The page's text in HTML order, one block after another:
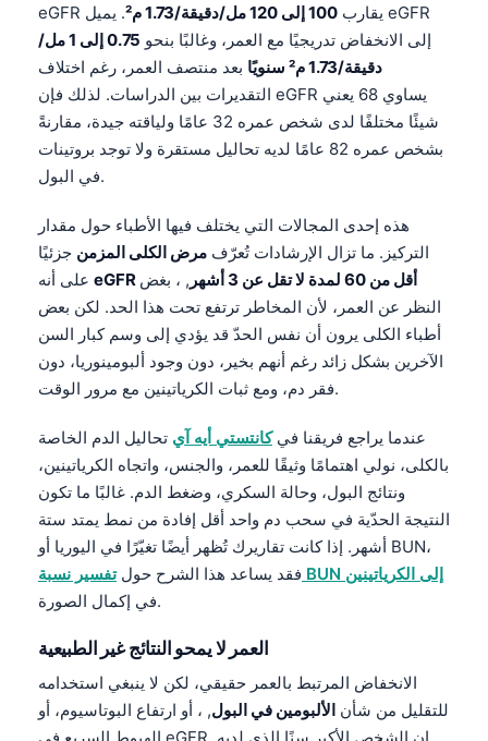
eGFR يقارب 100 إلى 120 مل/دقيقة/1.73 م²
. يميل eGFR
إلى الانخفاض تدريجيًا مع العمر، وغالبًا بنحو
0.75 إلى 1 مل/
دقيقة/1.73 م² سنويًا
بعد منتصف العمر، رغم اختلاف
التقديرات بين الدراسات. لذلك فإن eGFR يساوي 68 يعني
شيئًا مختلفًا لدى شخص عمره 32 عامًا ولياقته جيدة، مقارنةً
بشخص عمره 82 عامًا لديه تحاليل مستقرة ولا توجد بروتينات
في البول.
هذه إحدى المجالات التي يختلف فيها الأطباء حول مقدار
التركيز. ما تزال الإرشادات تُعرّف مرض الكلى المزمن جزئيًا
eGFR أقل من 60 لمدة لا تقل عن 3 أشهر
, ، بغض
النظر عن العمر، لأن المخاطر ترتفع تحت هذا الحد. لكن بعض
أطباء الكلى يرون أن نفس الحدّ قد يؤدي إلى وسم كبار السن
الآخرين بشكل زائد رغم أنهم بخير، دون وجود ألبومينوريا، دون
فقر دم، ومع ثبات الكرياتينين مع مرور الوقت.
عندما يراجع فريقنا فيكانتستي أيه آي تحاليل الدم الخاصة
بالكلى، نولي اهتمامًا وثيقًا للعمر، والجنس، واتجاه الكرياتينين،
ونتائج البول، وحالة السكري، وضغط الدم. غالبًا ما تكون
النتيجة الحدّية في سحب دم واحد أقل إفادة من نمط يمتد ستة
أشهر. إذا كانت تقاريرك تُظهر أيضًا تغيّرًا في اليوريا أو BUN،
فقد يساعد هذا الشرح حول
تفسير نسبة BUN إلى الكرياتينين
في إكمال الصورة.
العمر لا يمحو النتائج غير الطبيعية
الانخفاض المرتبط بالعمر حقيقي، لكن لا ينبغي استخدامه
للتقليل من شأن الألبومين في البول, ، أو ارتفاع البوتاسيوم، أو